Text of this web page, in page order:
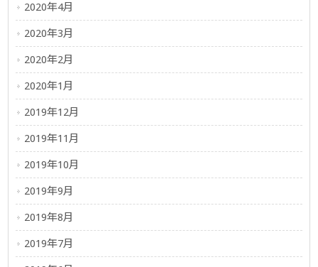
2020年4月
2020年3月
2020年2月
2020年1月
2019年12月
2019年11月
2019年10月
2019年9月
2019年8月
2019年7月